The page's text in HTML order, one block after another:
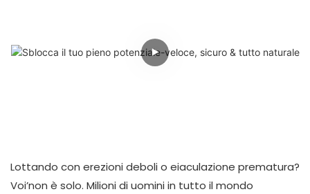
Lottando con erezioni deboli o eiaculazione prematura?
Voi’non è solo. Milioni di uomini in tutto il mondo